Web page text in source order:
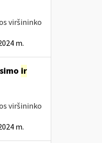
viršininko
m.
ir
viršininko
m.